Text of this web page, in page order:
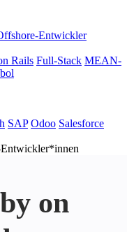
Entwickler
Rails Full-Stack MEAN-
SAP Odoo Salesforce
on